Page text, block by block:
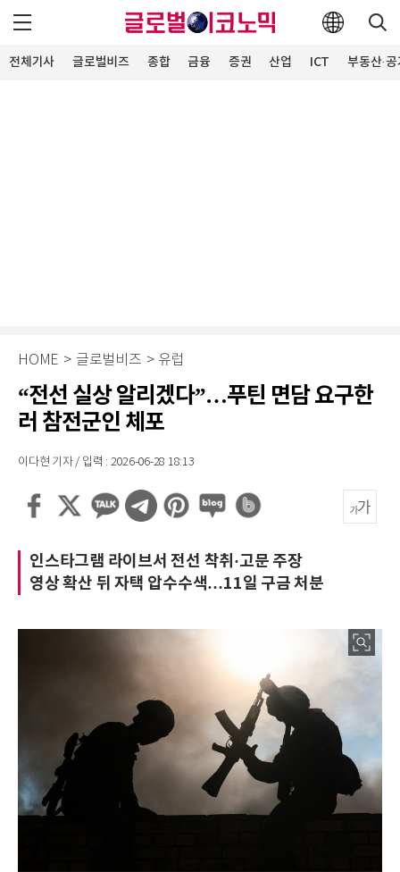
전체기사 글로벌비즈 종합 금융 증권 산업 ICT 부동산·
HOME > 글로벌비즈 > 유럽
“전선 실상 알리겠다”…푸틴 면담 요구한
러 참전군인 체포
이다현 기자 / 입력 : 2026-06-28 18:13
인스타그램 라이브서 전선 착취·고문 주장
영상 확산 뒤 자택 압수수색…11일 구금 처분